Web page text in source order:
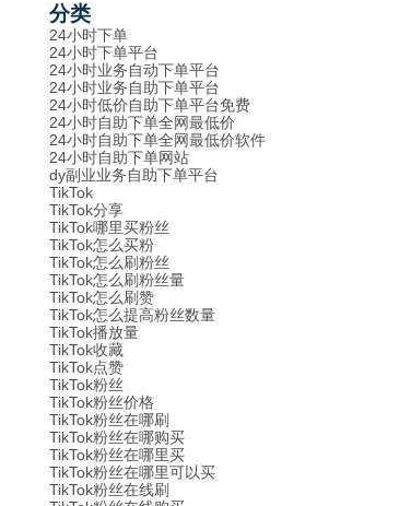
分类
24小时下单
24小时下单平台
24小时业务自动下单平台
24小时业务自助下单平台
24小时低价自助下单平台免费
24小时自助下单全网最低价
24小时自助下单全网最低价软件
24小时自助下单网站
dy副业业务自助下单平台
TikTok
TikTok分享
TikTok哪里买粉丝
TikTok怎么买粉
TikTok怎么刷粉丝
TikTok怎么刷粉丝量
TikTok怎么刷赞
TikTok怎么提高粉丝数量
TikTok播放量
TikTok收藏
TikTok点赞
TikTok粉丝
TikTok粉丝价格
TikTok粉丝在哪刷
TikTok粉丝在哪购买
TikTok粉丝在哪里买
TikTok粉丝在哪里可以买
TikTok粉丝在线刷